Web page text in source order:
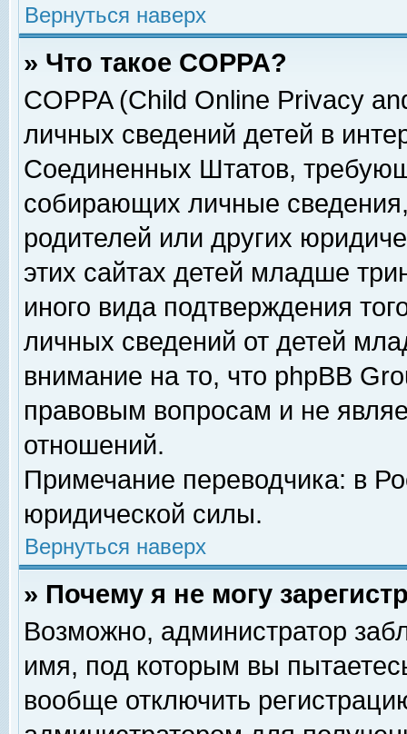
Вернуться наверх
» Что такое COPPA?
COPPA (Child Online Privacy
личных сведений детей в
Соединенных Штатов,
собирающих личные
родителей или других
этих сайтах детей младше
иного вида подтверждения
личных сведений от детей
внимание на то, что phpBB
правовым вопросам и не
отношений.
Примечание переводчика: в
юридической силы.
Вернуться наверх
» Почему я не могу
Возможно, администратор
имя, под которым вы
вообще отключить